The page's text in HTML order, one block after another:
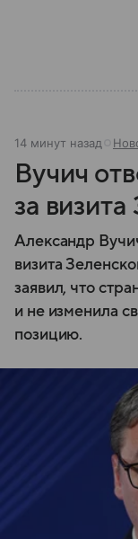
14 минут назад
Вучич
за
Александр
визита
заявил, что
и не изменила
позицию.